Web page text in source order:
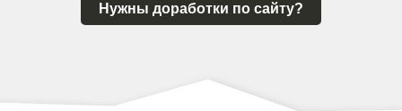
Нужны доработки по сайту?